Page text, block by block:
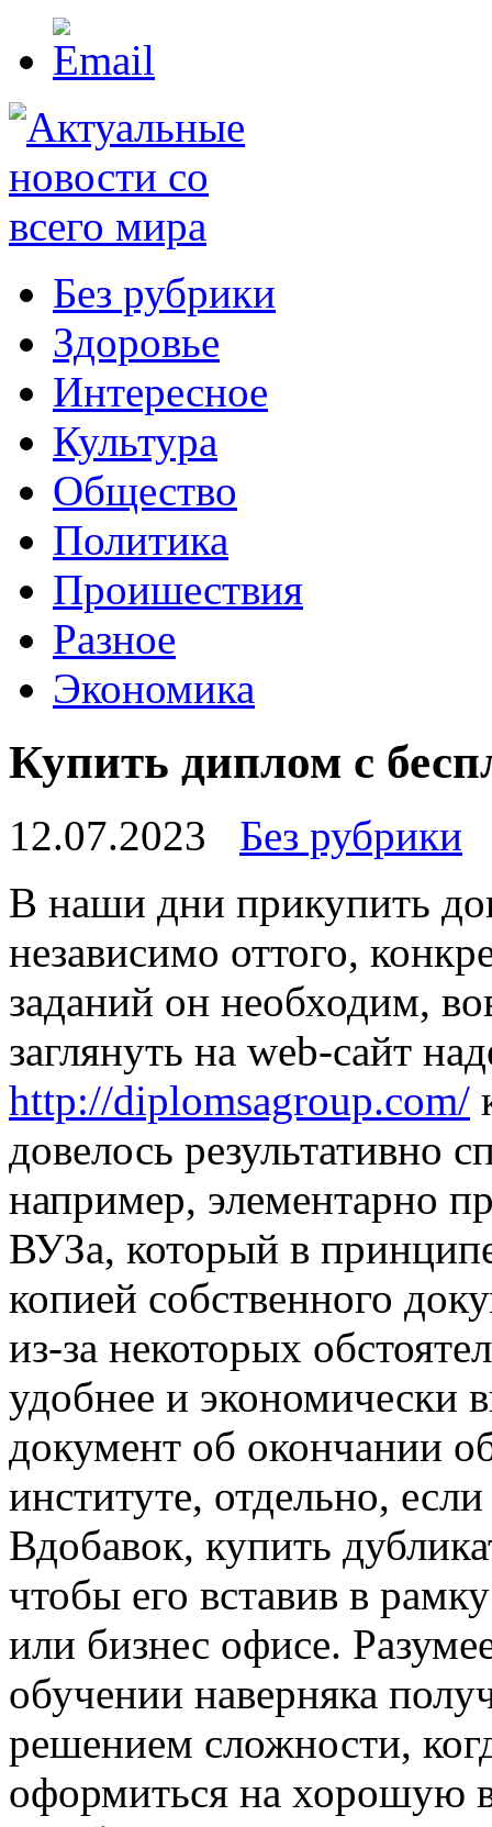
Без рубрики
Здоровье
Интересное
Культура
Общество
Политика
Проишествия
Разное
Экономика
Купить диплом с
12.07.2023
Без рубрики
В нaши дни прикупить
независимо оттого,
заданий он необходим,
заглянуть на web-сайт
http://diplomsagroup.com/
довелось результативно
например, элементарно
ВУЗа, который в
копией собственного
из-за некоторых
удобнее и экономически
документ об окончании
институте, отдельно,
Вдобавок, купить
чтобы его вставив в
или бизнес офисе.
обучении наверняка
решением сложности,
оформиться на хорошую